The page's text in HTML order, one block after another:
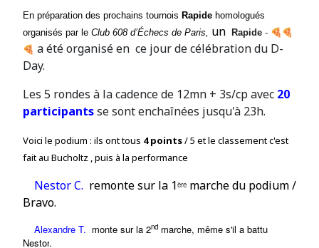
En préparation des prochains tournois Rapide homologués
organisés par le Club 608d’Échecs de Paris, un Rapide -
a été organisé en ce jour de célébration du D-
Day.
Les 5 rondes à la cadence de 12mn + 3s/cp avec 20
participantsse sont enchaînées jusqu'à 23h.
Voici le podium : ils ont tous 4 points/ 5 et le classement c'est
fait au Bucholtz , puis à la performance
Nestor C. remontesur la 1ère marche du podium /
Bravo.
Alexandre T. monte sur la 2nd marche, même s'il a battu
Nestor.